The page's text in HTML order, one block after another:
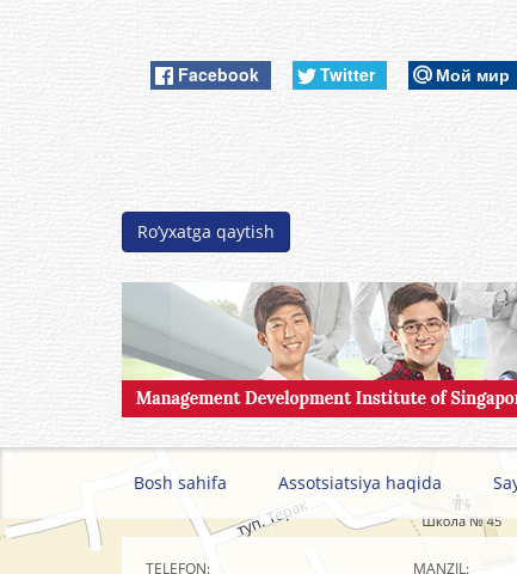
Facebook Twitter Мой мир
Ro’yxatga qaytish
Bosh sahifa Assotsiatsiya haqida
TELEFON: MANZIL: